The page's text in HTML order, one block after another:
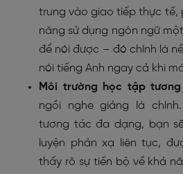
trung vào giao tiếp thực tế,
năng sử dụng ngôn ngữ
để nói được – đó chính là
nói tiếng Anh ngay cả khi
Môi trường học tập
ngồi nghe giảng là
tương tác đa dạng, bạn
luyện phản xạ liên tục,
thấy rõ sự tiến bộ về khả